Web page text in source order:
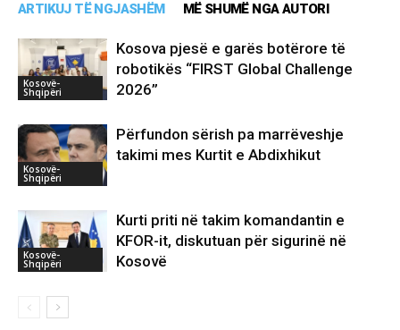
ARTIKUJ TË NGJASHËM MË SHUMË NGA AUTORI
Kosovë-
Shqipëri
Kosova pjesë e garës botërore të
robotikës “FIRST Global Challenge
2026”
Kosovë-
Shqipëri
Përfundon sërish pa marrëveshje
takimi mes Kurtit e Abdixhikut
Kosovë-
Shqipëri
Kurti priti në takim komandantin e
KFOR-it, diskutuan për sigurinë në
Kosovë